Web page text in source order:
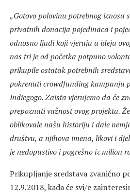
„Gotovo polovinu potrebnog iznosa
privatnih donacija pojedinaca i
odnosno ljudi koji vjeruju u ideju
nas tri je od početka potpuno
prikupile ostatak potrebnih
pokrenuti crowdfunding kampanju
Indiegogo. Zaista vjerujemo da će
prepoznati važnost ovog projekta.
oblikovale našu historiju i dale
društvu, a njihova imena, likovi i
je nedopustivo i pogrešno iz milion
Prikupljanje sredstava zvanično
12.9.2018, kada će svi/e